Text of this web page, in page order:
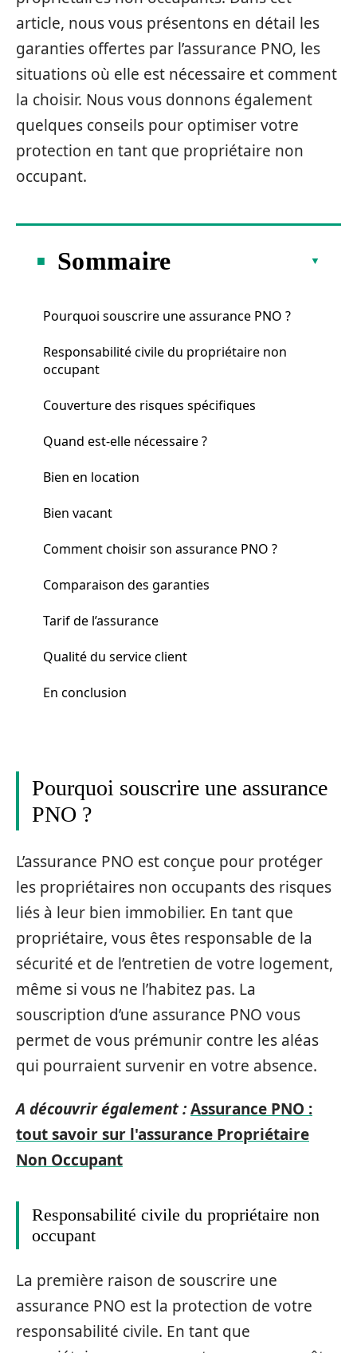
article, nous vous présentons en détail les
garanties offertes par l’assurance PNO, les
situations où elle est nécessaire et comment
la choisir. Nous vous donnons également
quelques conseils pour optimiser votre
protection en tant que propriétaire non
occupant.
Sommaire
Pourquoi souscrire une assurance PNO ?
Responsabilité civile du propriétaire non
occupant
Couverture des risques spécifiques
Quand est-elle nécessaire ?
Bien en location
Bien vacant
Comment choisir son assurance PNO ?
Comparaison des garanties
Tarif de l’assurance
Qualité du service client
En conclusion
Pourquoi souscrire une assurance
PNO ?
L’assurance PNO est conçue pour protéger
les propriétaires non occupants des risques
liés à leur bien immobilier. En tant que
propriétaire, vous êtes responsable de la
sécurité et de l’entretien de votre logement,
même si vous ne l’habitez pas. La
souscription d’une assurance PNO vous
permet de vous prémunir contre les aléas
qui pourraient survenir en votre absence.
A découvrir également :Assurance PNO :
tout savoir sur l'assurance Propriétaire
Non Occupant
Responsabilité civile du propriétaire non
occupant
La première raison de souscrire une
assurance PNO est la protection de votre
responsabilité civile. En tant que